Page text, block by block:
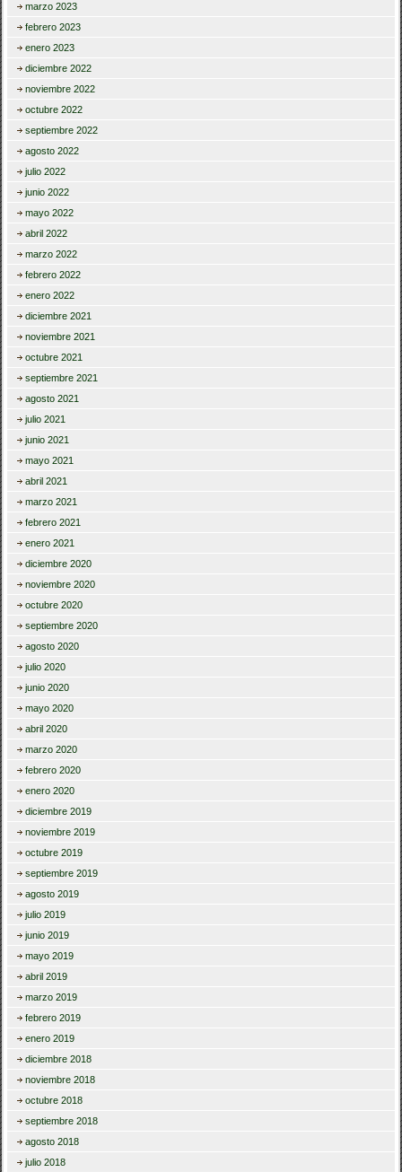
marzo 2023
febrero 2023
enero 2023
diciembre 2022
noviembre 2022
octubre 2022
septiembre 2022
agosto 2022
julio 2022
junio 2022
mayo 2022
abril 2022
marzo 2022
febrero 2022
enero 2022
diciembre 2021
noviembre 2021
octubre 2021
septiembre 2021
agosto 2021
julio 2021
junio 2021
mayo 2021
abril 2021
marzo 2021
febrero 2021
enero 2021
diciembre 2020
noviembre 2020
octubre 2020
septiembre 2020
agosto 2020
julio 2020
junio 2020
mayo 2020
abril 2020
marzo 2020
febrero 2020
enero 2020
diciembre 2019
noviembre 2019
octubre 2019
septiembre 2019
agosto 2019
julio 2019
junio 2019
mayo 2019
abril 2019
marzo 2019
febrero 2019
enero 2019
diciembre 2018
noviembre 2018
octubre 2018
septiembre 2018
agosto 2018
julio 2018